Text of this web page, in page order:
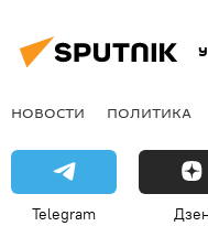
НОВОСТИ ПОЛИТИКА
Telegram Дзен